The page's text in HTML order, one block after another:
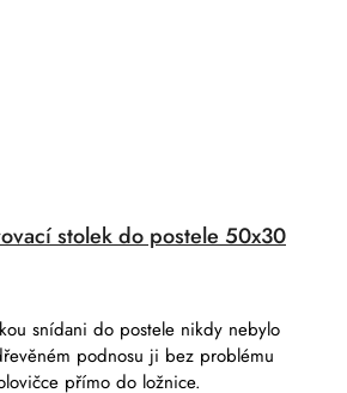
stolek do postele 50x30
snídani do postele nikdy nebylo
podnosu ji bez problému
přímo do ložnice.